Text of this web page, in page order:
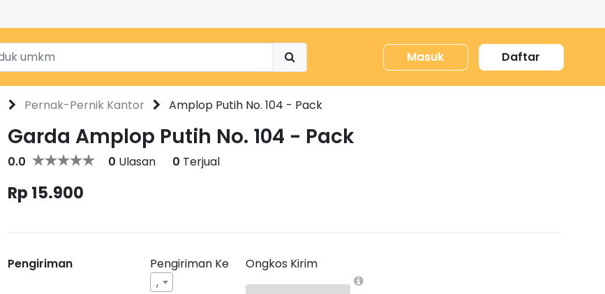
Masuk Daftar
Pernak-Pernik Kantor Amplop Putih No. 104 - Pack
Garda Amplop Putih No. 104 - Pack
0.0 0 Ulasan 0 Terjual
Rp 15.900
Pengiriman
Pengiriman Ke
,
Ongkos Kirim